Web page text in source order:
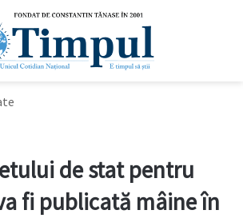
de stat pentru
fi publicată mâine în